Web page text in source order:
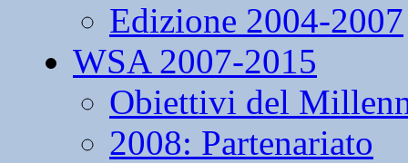
Edizione 2004-2007
WSA 2007-2015
Obiettivi del
2008: Partenariato